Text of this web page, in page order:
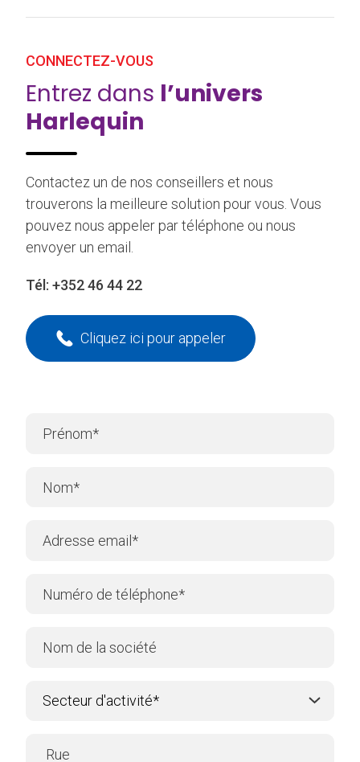
CONNECTEZ-VOUS
Entrez dans l’univers
Harlequin
Contactez un de nos conseillers et nous
trouverons la meilleure solution pour vous. Vous
pouvez nous appeler par téléphone ou nous
envoyer un email.
Tél: +352 46 44 22
Cliquez ici pour appeler